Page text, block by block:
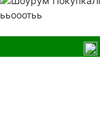
ььооотьь